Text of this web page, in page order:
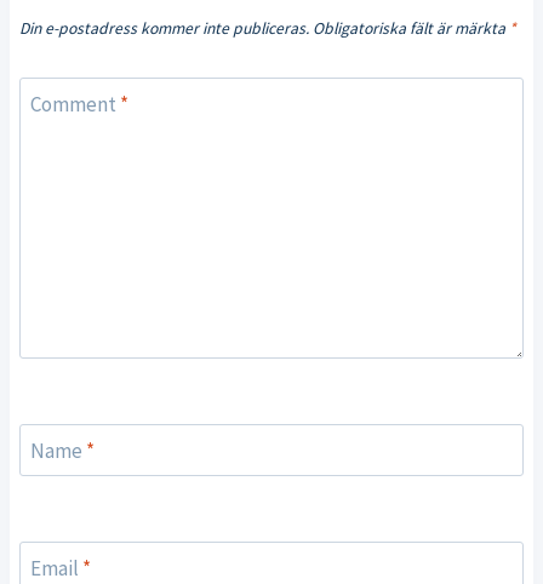
Din e-postadress kommer inte publiceras. Obligatoriska fält är märkta *
Comment *
Name *
Email *